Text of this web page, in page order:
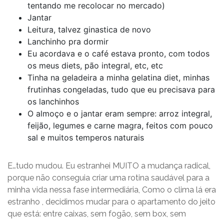
tentando me recolocar no mercado)
Jantar
Leitura, talvez ginastica de novo
Lanchinho pra dormir
Eu acordava e o café estava pronto, com todos
os meus diets, pão integral, etc, etc
Tinha na geladeira a minha gelatina diet, minhas
frutinhas congeladas, tudo que eu precisava para
os lanchinhos
O almoço e o jantar eram sempre: arroz integral,
feijão, legumes e carne magra, feitos com pouco
sal e muitos temperos naturais
E…tudo mudou. Eu estranhei MUITO a mudança radical,
porque não conseguia criar uma rotina saudável para a
minha vida nessa fase intermediária, Como o clima lá era
estranho , decidimos mudar para o apartamento do jeito
que está: entre caixas, sem fogão, sem box, sem